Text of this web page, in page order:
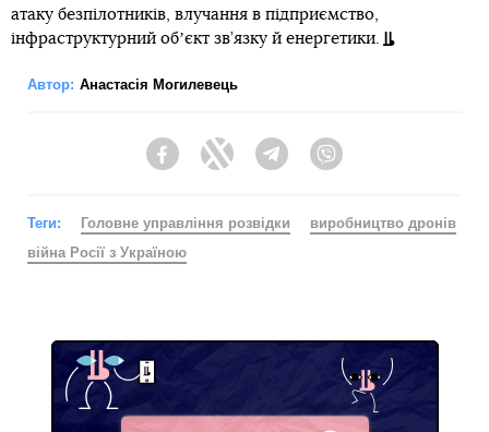
атаку безпілотників, влучання в підприємство,
інфраструктурний обʼєкт зв’язку й енергетики.
Автор: Анастасія Могилевець
FacebookTwitter Telegram
Теги: Головне управління розвідки
виробництво дронів
війна Росії з Україною